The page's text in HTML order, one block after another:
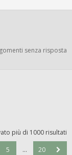
senza risposta
più di 1000 risultati
5 … 20